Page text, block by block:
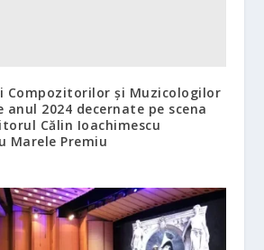
Compozitorilor şi Muzicologilor
anul 2024 decernate pe scena
Călin Ioachimescu
Marele Premiu